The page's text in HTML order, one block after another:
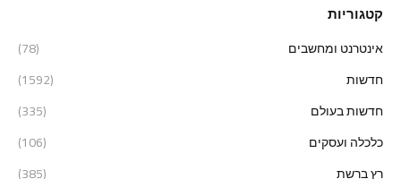
קטגוריות
אינטרנט ומחשבים
(78)
חדשות
(1592)
חדשות בעולם
(335)
כלכלה ועסקים
(106)
רץ ברשת
(385)